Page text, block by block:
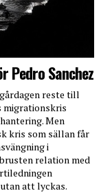
Pedro Sanchez
reste till
migrationskris
Men
kris som sällan får
i
relation med
att lyckas.